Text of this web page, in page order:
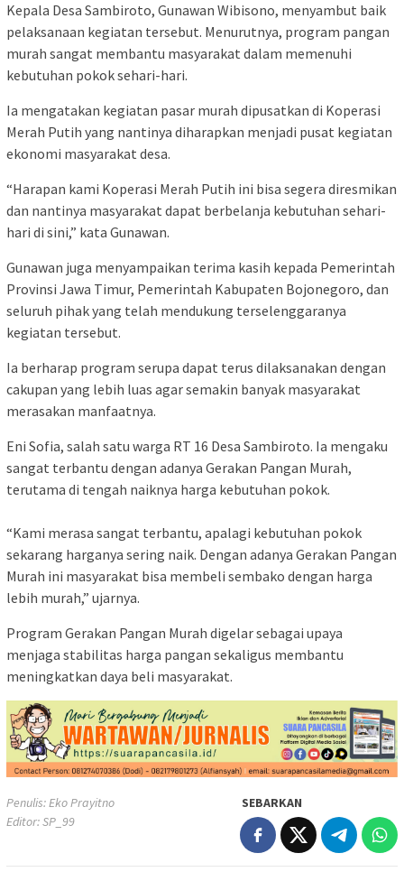
Kepala Desa Sambiroto, Gunawan Wibisono, menyambut baik
pelaksanaan kegiatan tersebut. Menurutnya, program pangan
murah sangat membantu masyarakat dalam memenuhi
kebutuhan pokok sehari-hari.
Ia mengatakan kegiatan pasar murah dipusatkan di Koperasi
Merah Putih yang nantinya diharapkan menjadi pusat kegiatan
ekonomi masyarakat desa.
“Harapan kami Koperasi Merah Putih ini bisa segera diresmikan
dan nantinya masyarakat dapat berbelanja kebutuhan sehari-
hari di sini,” kata Gunawan.
Gunawan juga menyampaikan terima kasih kepada Pemerintah
Provinsi Jawa Timur, Pemerintah Kabupaten Bojonegoro, dan
seluruh pihak yang telah mendukung terselenggaranya
kegiatan tersebut.
Ia berharap program serupa dapat terus dilaksanakan dengan
cakupan yang lebih luas agar semakin banyak masyarakat
merasakan manfaatnya.
Eni Sofia, salah satu warga RT 16 Desa Sambiroto. Ia mengaku
sangat terbantu dengan adanya Gerakan Pangan Murah,
terutama di tengah naiknya harga kebutuhan pokok.
“Kami merasa sangat terbantu, apalagi kebutuhan pokok
sekarang harganya sering naik. Dengan adanya Gerakan Pangan
Murah ini masyarakat bisa membeli sembako dengan harga
lebih murah,” ujarnya.
Program Gerakan Pangan Murah digelar sebagai upaya
menjaga stabilitas harga pangan sekaligus membantu
meningkatkan daya beli masyarakat.
Penulis: Eko Prayitno
Editor: SP_99
SEBARKAN